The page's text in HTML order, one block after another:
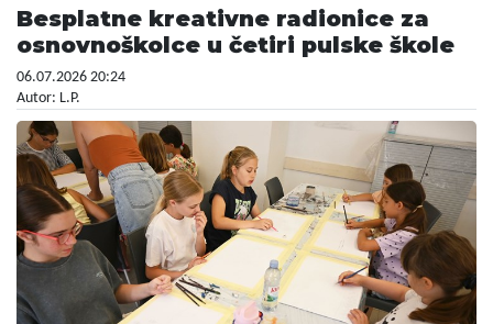
Besplatne kreativne radionice za
osnovnoškolce u četiri pulske škole
06.07.2026 20:24
Autor: L.P.